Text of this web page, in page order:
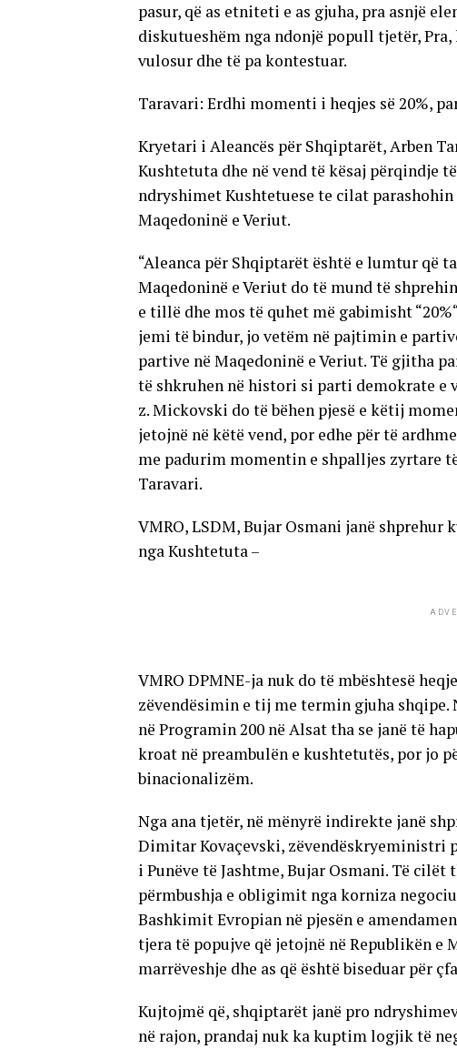
pasur, që as etniteti e as gjuha, pra asnjë
diskutueshëm nga ndonjë popull tjetër,
vulosur dhe të pa kontestuar.
Taravari: Erdhi momenti i heqjes së 20%,
Kryetari i Aleancës për Shqiptarët, Arben
Kushtetuta dhe në vend të kësaj përqindje
ndryshimet Kushtetuese te cilat
Maqedoninë e Veriut.
“Aleanca për Shqiptarët është e lumtur
Maqedoninë e Veriut do të mund të
e tillë dhe mos të quhet më gabimisht
jemi të bindur, jo vetëm në pajtimin e
partive në Maqedoninë e Veriut. Të gjitha
të shkruhen në histori si parti demokrate e
z. Mickovski do të bëhen pjesë e këtij
jetojnë në këtë vend, por edhe për të
me padurim momentin e shpalljes zyrtare
Taravari.
VMRO, LSDM, Bujar Osmani janë
nga Kushtetuta –
VMRO DPMNE-ja nuk do të mbështesë
zëvendësimin e tij me termin gjuha
në Programin 200 në Alsat tha se janë të
kroat në preambulën e kushtetutës, por jo
binacionalizëm.
Nga ana tjetër, në mënyrë indirekte janë
Dimitar Kovaçevski, zëvendëskryeministri
i Punëve të Jashtme, Bujar Osmani. Të
përmbushja e obligimit nga korniza
Bashkimit Evropian në pjesën e
tjera të popujve që jetojnë në Republikën e
marrëveshje dhe as që është biseduar për
Kujtojmë që, shqiptarët janë pro
në rajon, prandaj nuk ka kuptim logjik të